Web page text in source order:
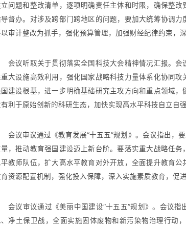
立问题和整改清单，逐项明确责任主体和时限，确保整
督办。对涉及跨部门跨地区的问题，要加大统筹协调
审计整改为抓手，强化预算管理，加强财经纪律约束，
议听取关于贯彻落实全国科技大会精神情况汇报。会
大设施高效利用，强化国家战略科技力量体系化协同
建设根基，进一步明确基础研究主攻方向和重点领域
利于原始创新的科研生态，加快实现高水平科技自立自强
议审议通过《教育发展“十五五”规划》。会议指出，
量，推动教育强国建设迈上新台阶。要落实重大战略任
平教师队伍，扩大高水平教育对外开放，全面提升教育
资源配置机制，强化投入保障，深入实施素质教育，促
议审议通过《美丽中国建设“十五五”规划》。会议指
、净土保卫战，全面实施固体废物和新污染物治理行动